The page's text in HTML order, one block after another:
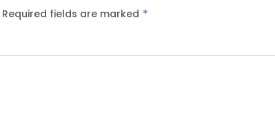
Required fields are marked *